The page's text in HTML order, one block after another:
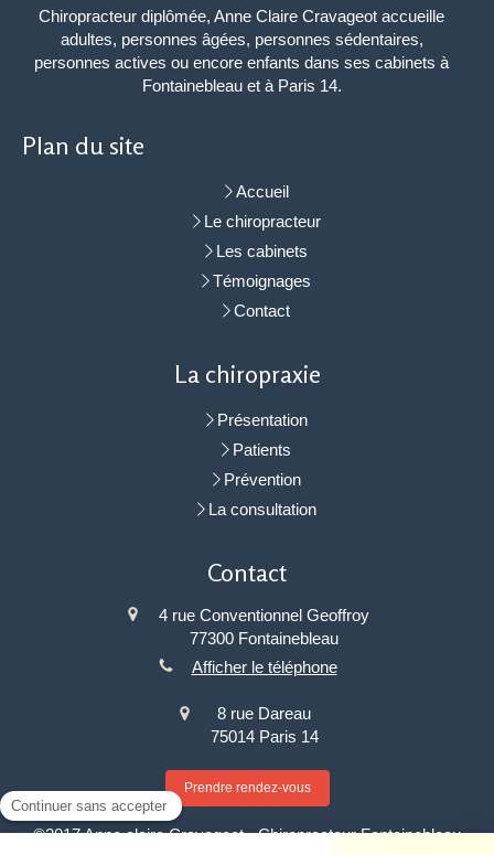
Chiropracteur diplômée, Anne Claire Cravageot accueille
adultes, personnes âgées, personnes sédentaires,
personnes actives ou encore enfants dans ses cabinets à
Fontainebleau et à Paris 14.
Plan du site
Accueil
Le chiropracteur
Les cabinets
Témoignages
Contact
La chiropraxie
Présentation
Patients
Prévention
La consultation
Contact
4 rue Conventionnel Geoffroy
77300 Fontainebleau
Afficher le téléphone
8 rue Dareau
75014 Paris 14
Prendre rendez-vous
©2017 Anne claire Cravageot - Chiropracteur Fontainebleau